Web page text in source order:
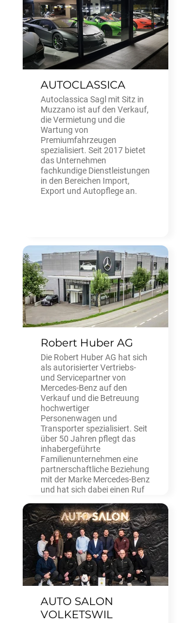
AUTOCLASSICA
Autoclassica Sagl mit Sitz in
Muzzano ist auf den Verkauf,
die Vermietung und die
Wartung von
Premiumfahrzeugen
spezialisiert. Seit 2017 bietet
das Unternehmen
fachkundige Dienstleistungen
in den Bereichen Import,
Export und Autopflege an.
Robert Huber AG
Die Robert Huber AG hat sich
als autorisierter Vertriebs-
und Servicepartner von
Mercedes-Benz auf den
Verkauf und die Betreuung
hochwertiger
Personenwagen und
Transporter spezialisiert. Seit
über 50 Jahren pflegt das
inhabergeführte
Familienunternehmen eine
partnerschaftliche Beziehung
mit der Marke Mercedes-Benz
und hat sich dabei einen Ruf
fachmännischen Service und
hohe Kundenzufriedenheit
erworben – zuletzt mehrfach
ausgezeichnet als beste
Mercedes-Benz
Händlergruppe der Schweiz.
AUTO SALON
VOLKETSWIL